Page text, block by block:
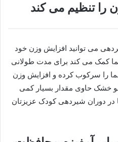
را تنظیم می کند
می توانید افزایش وزن خود
کمک می کند برای مدت طولانی
را سرکوب کرده و افزایش وزن
خشک حاوی مقدار بسیار کمی
دوران شیردهی کودک عزیزتان